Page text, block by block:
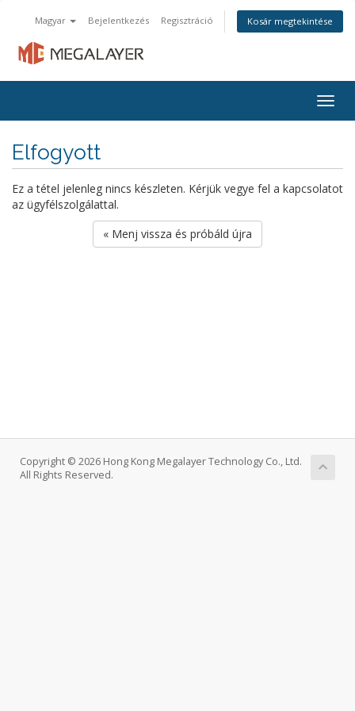
Magyar Bejelentkezés Regisztráció Kosár megtekintése
Elfogyott
Ez a tétel jelenleg nincs készleten. Kérjük vegye fel a kapcsolatot
az ügyfélszolgálattal.
« Menj vissza és próbáld újra
Copyright © 2026 Hong Kong Megalayer Technology Co., Ltd.
All Rights Reserved.